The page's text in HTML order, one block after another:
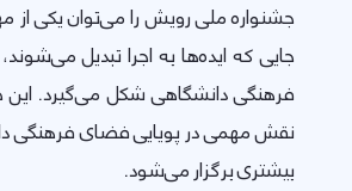
جشنواره ملی رویش را می‌توان یکی
جایی که ایده‌ها به اجرا تبدیل
فرهنگی دانشگاهی شکل می‌گیرد. این
نقش مهمی در پویایی فضای فرهنگی
بیشتری برگزار می‌شود.